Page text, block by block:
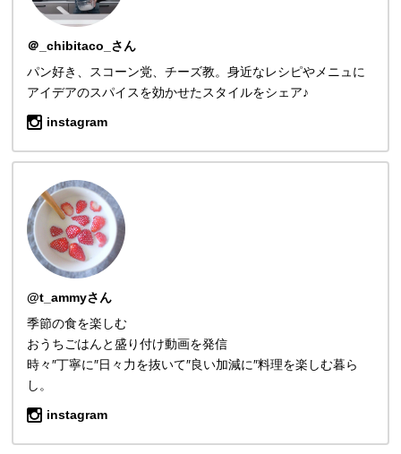
＠_chibitaco_さん
パン好き、スコーン党、チーズ教。身近なレシピやメニュに
アイデアのスパイスを効かせたスタイルをシェア♪
instagram
@t_ammyさん
季節の食を楽しむ
おうちごはんと盛り付け動画を発信
時々″丁寧に″日々力を抜いて″良い加減に″料理を楽しむ暮ら
し。
instagram